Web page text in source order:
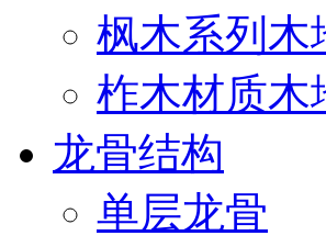
枫木系列木
柞木材质木
龙骨结构
单层龙骨